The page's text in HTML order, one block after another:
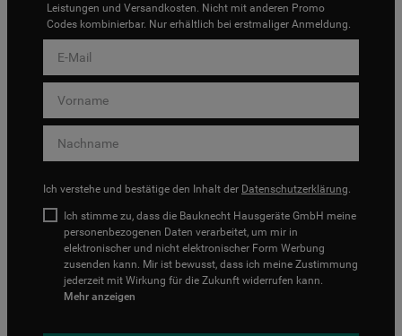
Leistungen und Versandkosten. Nicht mit anderen Promo
Codes kombinierbar. Nur erhältlich bei erstmaliger Anmeldung.
Ich verstehe und bestätige den Inhalt der Datenschutzerklärung.
Ich stimme zu, dass die Bauknecht Hausgeräte GmbH meine
personenbezogenen Daten verarbeitet, um mir in
elektronischer und nicht elektronischer Form Werbung
zusenden kann. Mir ist bewusst, dass ich meine Zustimmung
jederzeit mit Wirkung für die Zukunft widerrufen kann.
Mehr anzeigen